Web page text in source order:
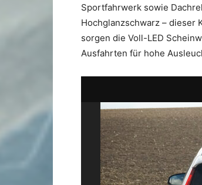
Sportfahrwerk sowie
Hochglanzschwarz – dieser
sorgen die Voll-LED
Ausfahrten für hohe